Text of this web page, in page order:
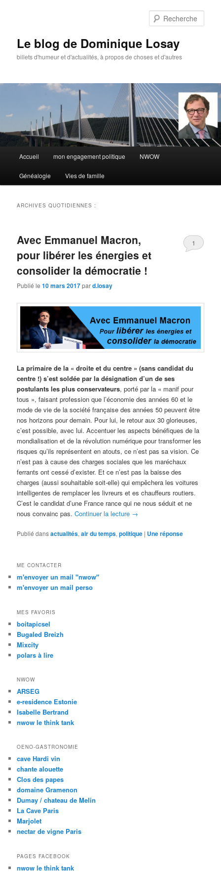
Le blog de Dominique Losay
billets d'humeur et d'actualités, à propos de choses et d'autres
Accueil mon engagement politique NWOW
Généalogie Vies de famille
ARCHIVES QUOTIDIENNES :
Avec Emmanuel Macron,
pour libérer les énergies et
consolider la démocratie !
Publié le10 mars 2017pard.losay
1
La primaire de la « droite et du centre » (sans candidat du
centre !) s’est soldée par la désignation d’un de ses
postulants les plus conservateurs, porté par la « manif pour
tous », faisant profession que l’économie des années 60 et le
mode de vie de la société française des années 50 peuvent être
nos horizons pour demain. Pour lui, le retour aux 30 glorieuses,
c’est possible, avec lui. Accentuer les aspects bénéfiques de la
mondialisation et de la révolution numérique pour transformer les
risques qu’ils représentent en atouts, ce n’est pas sa vision. Ce
n’est pas à cause des charges sociales que les maréchaux
ferrants ont cessé d’exister. Et ce n’est pas la baisse des
charges (aussi souhaitable soit-elle) qui empêchera les voitures
intelligentes de remplacer les livreurs et es chauffeurs routiers.
C’est le candidat d’une France rance qui ne nous séduit et ne
nous convainc pas.Continuer la lecture →
Publié dansactualités,air du temps,politique | Uneréponse
ME CONTACTER
m'envoyer un mail "nwow"
m'envoyer un mail perso
MES FAVORIS
boitapicsel
Bugaled Breizh
Mixcity
polars à lire
NWOW
ARSEG
e-residence Estonie
Isabelle Bertrand
nwow le think tank
OENO-GASTRONOMIE
cave Hardi vin
chante alouette
Clos des papes
domaine Gramenon
Dumay / chateau de Melin
La Cave Paris
Marjolet
nectar de vigne Paris
PAGES FACEBOOK
nwow le think tank